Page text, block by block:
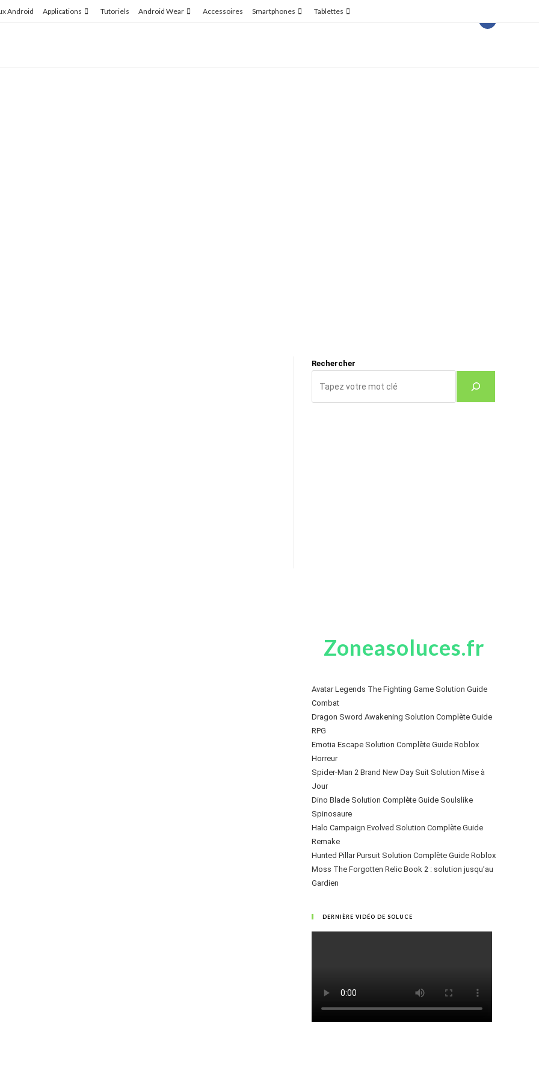
Android Applications Tutoriels Android Wear Accessoires Smartphones Tablettes
Rechercher
Zoneasoluces.fr
Avatar Legends The Fighting Game Solution Guide
Combat
Dragon Sword Awakening Solution Complète Guide
RPG
Emotia Escape Solution Complète Guide Roblox
Horreur
Spider-Man 2 Brand New Day Suit Solution Mise à
Jour
Dino Blade Solution Complète Guide Soulslike
Spinosaure
Halo Campaign Evolved Solution Complète Guide
Remake
Hunted Pillar Pursuit Solution Complète Guide Roblox
Moss The Forgotten Relic Book 2 : solution jusqu’au
Gardien
DERNIÈRE VIDÉO DE SOLUCE